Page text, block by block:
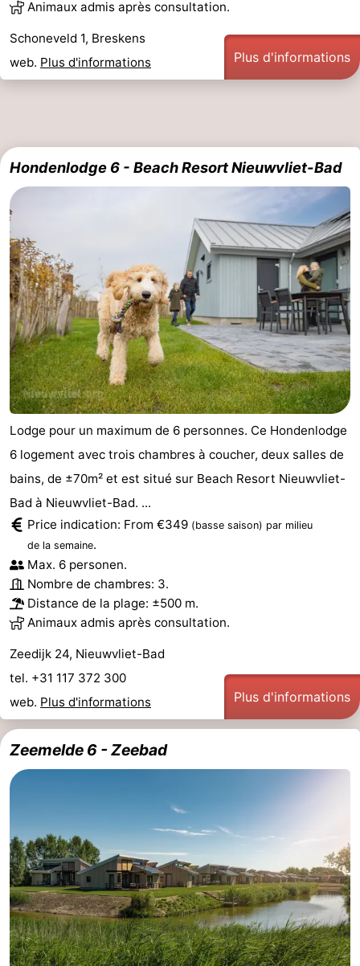
Animaux admis après consultation.
Schoneveld 1, Breskens
web. Plus d'informations Plus d'informations
Hondenlodge 6 - Beach Resort Nieuwvliet-Bad
Lodge pour un maximum de 6 personnes. Ce Hondenlodge
6 logement avec trois chambres à coucher, deux salles de
bains, de ±70m² et est situé sur Beach Resort Nieuwvliet-
Bad à Nieuwvliet-Bad. ...
Price indication: From €349 (basse saison) par milieu
de la semaine.
Max. 6 personen.
Nombre de chambres: 3.
Distance de la plage: ±500 m.
Animaux admis après consultation.
Zeedijk 24, Nieuwvliet-Bad
tel. +31 117 372 300
web. Plus d'informations Plus d'informations
Zeemelde 6 - Zeebad